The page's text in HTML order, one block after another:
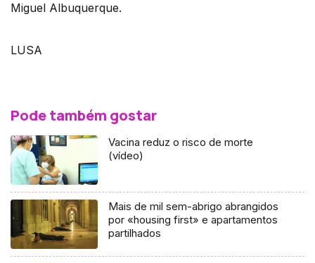
Miguel Albuquerque.
LUSA
Pode também gostar
Vacina reduz o risco de morte
(vídeo)
Mais de mil sem-abrigo abrangidos
por «housing first» e apartamentos
partilhados